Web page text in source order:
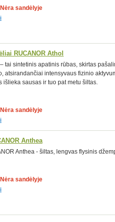
Nėra sandėlyje
RUCANOR Athol
tai sintetinis apatinis rūbas, skirtas
atsirandančiai intensyvaus fizinio
išlieka sausas ir tuo pat metu šiltas.
Nėra sandėlyje
Anthea
Anthea - šiltas, lengvas flysinis
Nėra sandėlyje